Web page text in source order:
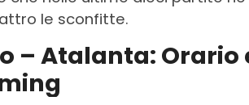
le sconfitte.
– Atalanta: Orario